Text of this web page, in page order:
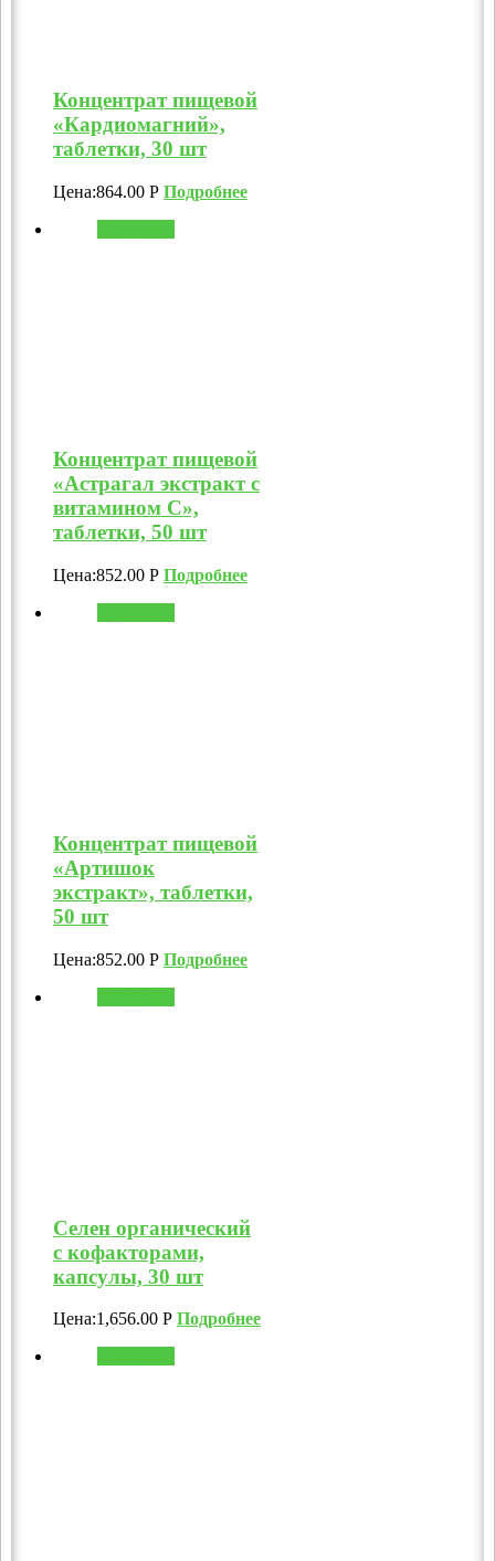
Концентрат пищевой
«Кардиомагний»,
таблетки, 30 шт
Цена:864.00 Р Подробнее
Концентрат пищевой
«Астрагал экстракт с
витамином C»,
таблетки, 50 шт
Цена:852.00 Р Подробнее
Концентрат пищевой
«Артишок
экстракт», таблетки,
50 шт
Цена:852.00 Р Подробнее
Селен органический
с кофакторами,
капсулы, 30 шт
Цена:1,656.00 Р Подробнее